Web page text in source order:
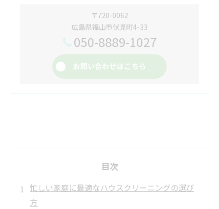
〒720-0062
広島県福山市伏見町4-33
050-8889-1027
お問い合わせはこちら
目次
忙しい家庭に最適なハウスクリーニングの選び
方